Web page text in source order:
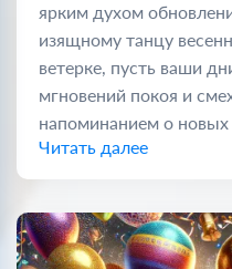
ярким духом
изящному танцу
ветерке, пусть ваши
мгновений покоя и
напоминанием о новых
Читать далее